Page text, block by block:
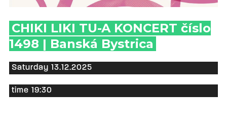
CHIKI LIKI TU-A KONCERT číslo
1498 | Banská Bystrica
Saturday 13.12.2025
time 19:30